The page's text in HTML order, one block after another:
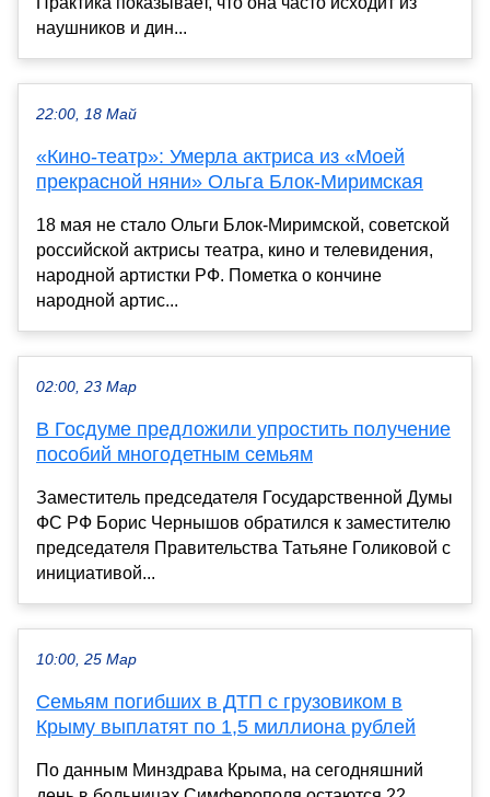
наушников и дин...
22:00, 18 Май
«Кино-театр»: Умерла актриса из «Моей
прекрасной няни» Ольга Блок-Миримская
18 мая не стало Ольги Блок-Миримской, советской
российской актрисы театра, кино и телевидения,
народной артистки РФ. Пометка о кончине
народной артис...
02:00, 23 Мар
В Госдуме предложили упростить получение
пособий многодетным семьям
Заместитель председателя Государственной Думы
ФС РФ Борис Чернышов обратился к заместителю
председателя Правительства Татьяне Голиковой с
инициативой...
10:00, 25 Мар
Семьям погибших в ДТП с грузовиком в
Крыму выплатят по 1,5 миллиона рублей
По данным Минздрава Крыма, на сегодняшний